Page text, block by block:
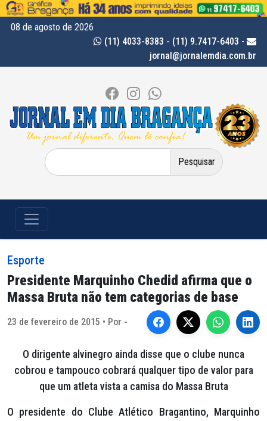
08 de agosto de 2026
(11) 4033-8383 - (11) 9.7417-6403 -
jornal@jornalemdia.com.br
Pesquisar
por:
Esporte
Presidente Marquinho Chedid afirma que o
Massa Bruta não tem categorias de base
23 de fevereiro de 2015 • Por -
O dirigente alvinegro ainda disse que o clube nunca
cobrou e tampouco cobrará qualquer tipo de valor para
que um atleta vista a camisa do Massa Bruta
O presidente do Clube Atlético Bragantino, Marquinho